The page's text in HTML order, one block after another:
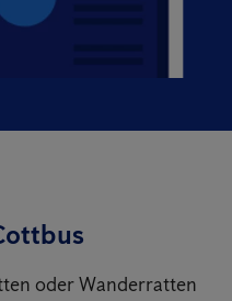
oder Wanderratten